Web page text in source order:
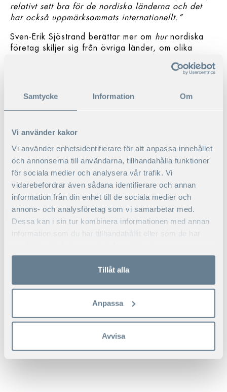
Samtycke Information Om
Vi använder kakor
Vi använder enhetsidentifierare för att anpassa innehållet
och annonserna till användarna, tillhandahålla funktioner
för sociala medier och analysera vår trafik. Vi
vidarebefordrar även sådana identifierare och annan
information från din enhet till de sociala medier och
annons- och analysföretag som vi samarbetar med.
Dessa kan i sin tur kombinera informationen med annan
information som du har tillhandahållit eller som de har
Tillåt alla
Anpassa
Avvisa
relativt sett bra för de nordiska länderna och det
har också uppmärksammats internationellt.”
Sven-Erik Sjöstrand berättar mer om hurnordiska
företag skiljer sig från övriga länder, om olika